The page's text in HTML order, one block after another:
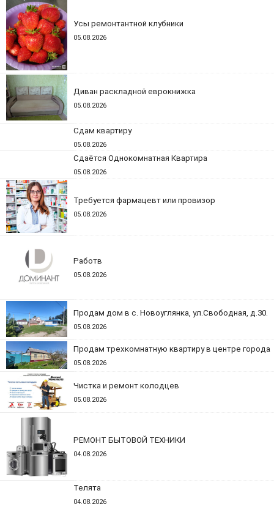
Усы ремонтантной клубники
05.08.2026
Диван раскладной еврокнижка
05.08.2026
Сдам квартиру
05.08.2026
Сдаётся Однокомнатная Квартира
05.08.2026
Требуется фармацевт или провизор
05.08.2026
Работв
05.08.2026
Продам дом в с. Новоуглянка, ул.Свободная, д.30.
05.08.2026
Продам трехкомнатную квартиру в центре города
05.08.2026
Чистка и ремонт колодцев
05.08.2026
РЕМОНТ БЫТОВОЙ ТЕХНИКИ
04.08.2026
Телята
04.08.2026